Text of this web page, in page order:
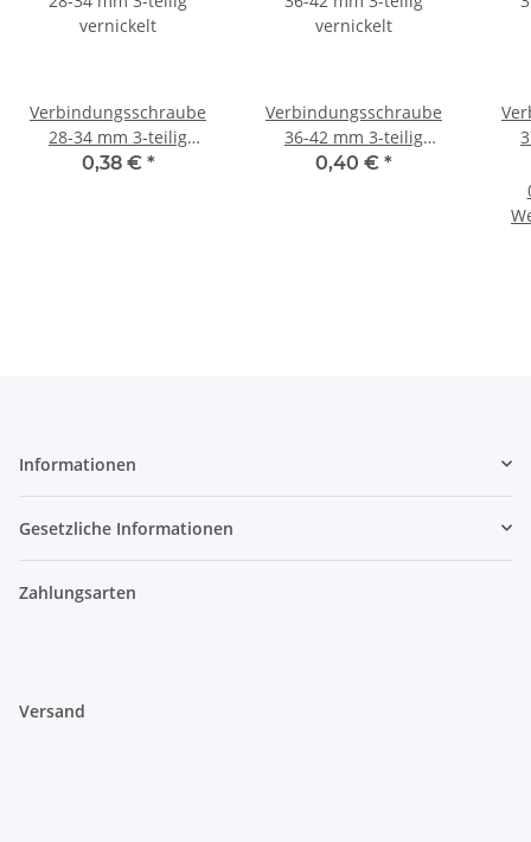
Verbindungsschraube
28-34 mm 3-teilig
vernickelt
0,38 € *
Verbindungsschraube
36-42 mm 3-teilig
vernickelt
0,40 € *
Informationen
Gesetzliche Informationen
Zahlungsarten
Versand